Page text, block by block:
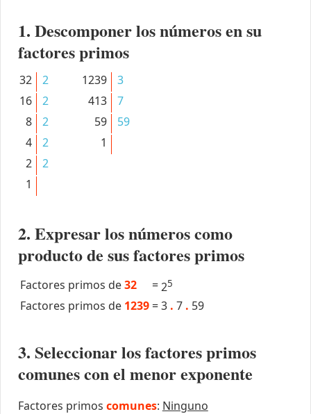
1. Descomponer los números en su
factores primos
32
2
16
2
8
2
4
2
2
2
1
1239
3
413
7
59
59
1
2. Expresar los números como
producto de sus factores primos
Factores primos de32 =25
Factores primos de 1239 =3 . 7 . 59
3. Seleccionar los factores primos
comunes con el menor exponente
Factores primos comunes: Ninguno